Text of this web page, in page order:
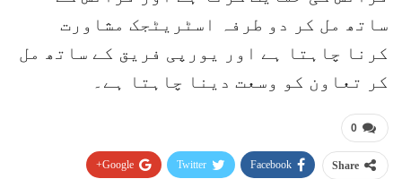
ساتھ مل کر دو طرفہ اسٹریٹجک مشاورت
کرنا چاہتا ہے اور یورپی فریق کے ساتھ مل
کر تعاون کو وسعت دینا چاہتا ہے۔
0
Share
Facebook
Twitter
Google+